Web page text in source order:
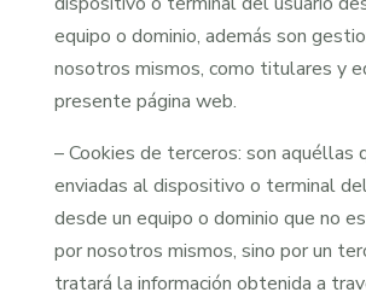
equipo o dominio, además son
nosotros mismos, como titulares y
presente página web.
– Cookies de terceros: son aquéllas
enviadas al dispositivo o terminal
desde un equipo o dominio que no
por nosotros mismos, sino por un
tratará la información obtenida a